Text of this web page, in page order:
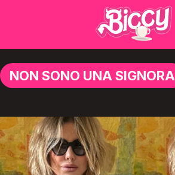
NON SONO UNA SIGNORA